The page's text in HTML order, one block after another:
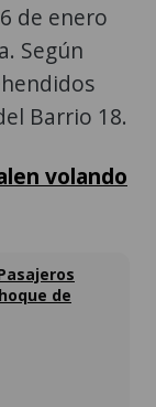
de enero
Según
Barrio 18.
volando
de